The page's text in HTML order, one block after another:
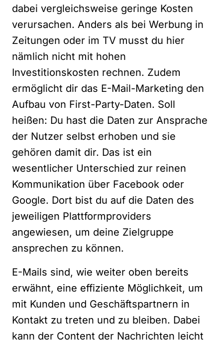
dabei vergleichsweise geringe Kosten
verursachen. Anders als bei Werbung in
Zeitungen oder im TV musst du hier
nämlich nicht mit hohen
Investitionskosten rechnen. Zudem
ermöglicht dir das E-Mail-Marketing den
Aufbau von First-Party-Daten. Soll
heißen: Du hast die Daten zur Ansprache
der Nutzer selbst erhoben und sie
gehören damit dir. Das ist ein
wesentlicher Unterschied zur reinen
Kommunikation über Facebook oder
Google. Dort bist du auf die Daten des
jeweiligen Plattformproviders
angewiesen, um deine Zielgruppe
ansprechen zu können.
E-Mails sind, wie weiter oben bereits
erwähnt, eine effiziente Möglichkeit, um
mit Kunden und Geschäftspartnern in
Kontakt zu treten und zu bleiben. Dabei
kann der Content der Nachrichten leicht